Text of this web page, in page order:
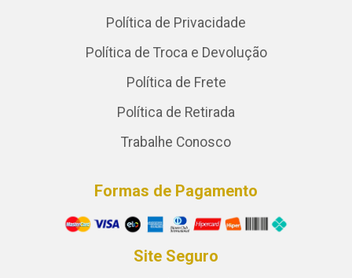
Política de Privacidade
Política de Troca e Devolução
Política de Frete
Política de Retirada
Trabalhe Conosco
Formas de Pagamento
Site Seguro